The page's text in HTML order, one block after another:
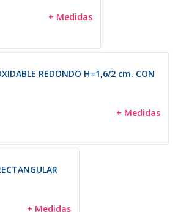
+ Medidas
REDONDO H=1,6/2 cm. CON
+ Medidas
+ Medidas